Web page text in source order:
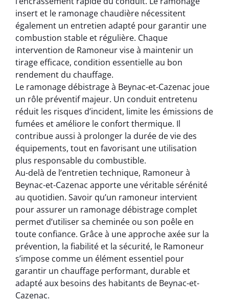
insert et le ramonage chaudière nécessitent
également un entretien adapté pour garantir une
combustion stable et régulière. Chaque
intervention de Ramoneur vise à maintenir un
tirage efficace, condition essentielle au bon
rendement du chauffage.
Le ramonage débistrage à Beynac-et-Cazenac joue
un rôle préventif majeur. Un conduit entretenu
réduit les risques d’incident, limite les émissions de
fumées et améliore le confort thermique. Il
contribue aussi à prolonger la durée de vie des
équipements, tout en favorisant une utilisation
plus responsable du combustible.
Au-delà de l’entretien technique, Ramoneur à
Beynac-et-Cazenac apporte une véritable sérénité
au quotidien. Savoir qu’un ramoneur intervient
pour assurer un ramonage débistrage complet
permet d’utiliser sa cheminée ou son poêle en
toute confiance. Grâce à une approche axée sur la
prévention, la fiabilité et la sécurité, le Ramoneur
s’impose comme un élément essentiel pour
garantir un chauffage performant, durable et
adapté aux besoins des habitants de Beynac-et-
Cazenac.